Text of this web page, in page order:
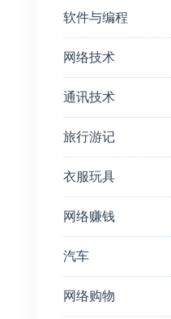
软件与编程
网络技术
通讯技术
旅行游记
衣服玩具
网络赚钱
汽车
网络购物